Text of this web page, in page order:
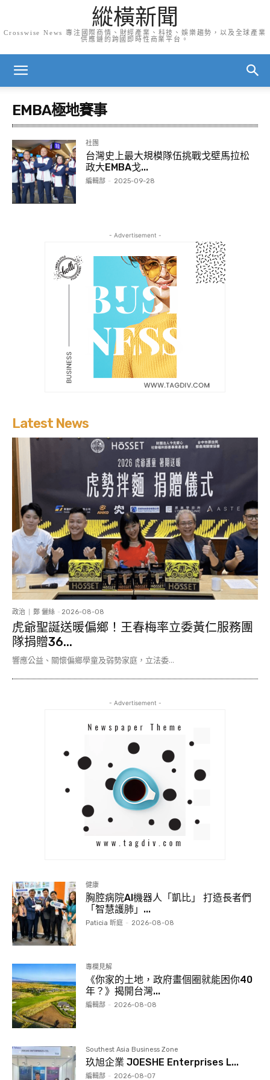
縱橫新聞
Crosswise News 專注國際商情、財經產業、科技、娛樂趨勢，以及全球產業
供應鏈的跨國即時性商業平台。
EMBA極地賽事
社團
台灣史上最大規模隊伍挑戰戈壁馬拉松
政大EMBA戈...
編輯部 - 2025-09-28
- Advertisement -
Latest News
政治 鄭 儷絲 - 2026-08-08
虎爺聖誕送暖偏鄉！王春梅率立委黃仁服務團
隊捐贈36...
響應公益、關懷偏鄉學童及弱勢家庭，立法委...
- Advertisement -
健康
胸腔病院AI機器人「凱比」 打造長者們
「智慧護肺」...
Paticia 昕庭 - 2026-08-08
專欄見解
《你家的土地，政府畫個圈就能困你40
年？》揭開台灣...
編輯部 - 2026-08-08
Southest Asia Business Zone
玖旭企業 JOESHE Enterprises L...
編輯部 - 2026-08-07